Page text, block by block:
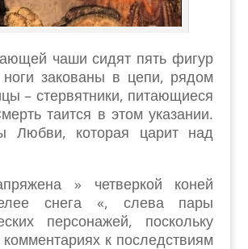
чаши сидят пять фигур
закованы в цепи, рядом
– стервятники, питающиеся
таится в этом указании.
Любви, которая царит над
» четверкой коней
снега «, слева пары
персонажей, поскольку
комментариях к последствиям